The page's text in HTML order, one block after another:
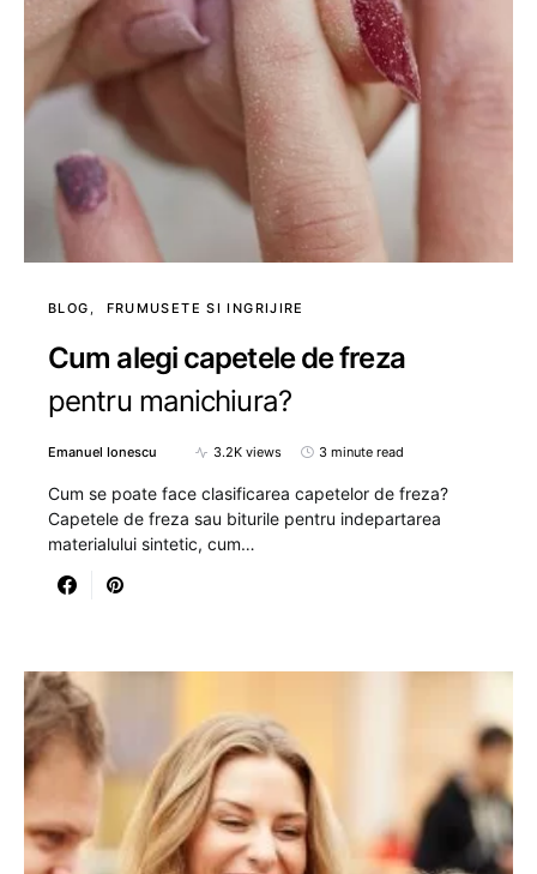
BLOG FRUMUSETE SI INGRIJIRE
Cum alegi capetele de freza
pentru manichiura?
Emanuel Ionescu 3.2K views 3 minute read
Cum se poate face clasificarea capetelor de freza?
Capetele de freza sau biturile pentru indepartarea
materialului sintetic, cum…